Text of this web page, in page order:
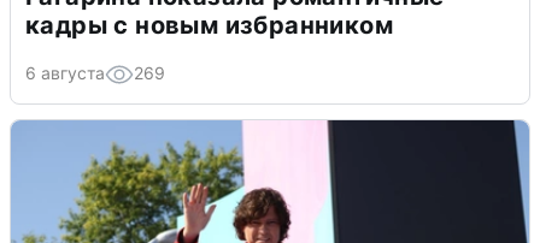
кадры с новым избранником
6 августа 269